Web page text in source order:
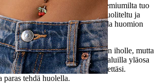
dermal-vaihtopää Bodymod Premiumilta tuo
kuunsirpin. Hienovarainen, huoliteltu ja
se on yksityiskohta, joka ei huuda huomion
silti aikaiseksi.
-titaanista, se on hellävarainen iholle, mutta
käyttöön. Oikeilla työkaluilla yläosa
heti kun haluat päivittää ilmettäsi.
tehdä huolella.